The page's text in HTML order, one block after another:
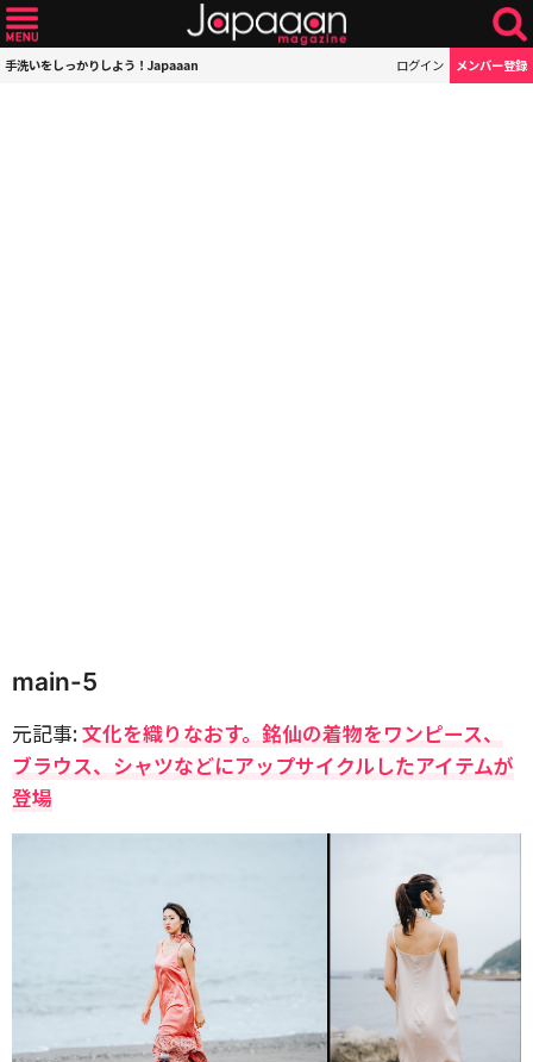
手洗いをしっかりしよう！Japaaan ログイン メンバー登録
main-5
元記事:文化を織りなおす。銘仙の着物をワンピース、
ブラウス、シャツなどにアップサイクルしたアイテムが
登場